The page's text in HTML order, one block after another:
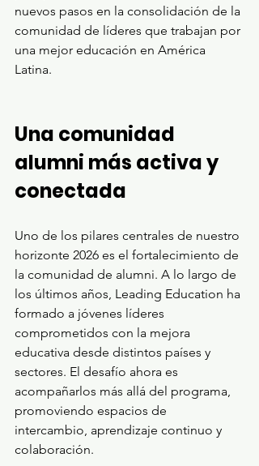
nuevos pasos en la consolidación de la
comunidad de líderes que trabajan por
una mejor educación en América
Latina.
Una comunidad
alumni más activa y
conectada
Uno de los pilares centrales de nuestro
horizonte 2026 es el fortalecimiento de
la comunidad de alumni. A lo largo de
los últimos años, Leading Education ha
formado a jóvenes líderes
comprometidos con la mejora
educativa desde distintos países y
sectores. El desafío ahora es
acompañarlos más allá del programa,
promoviendo espacios de
intercambio, aprendizaje continuo y
colaboración.